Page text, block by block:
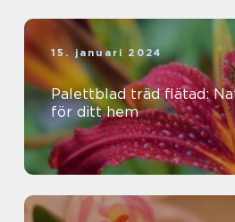
15. januari 2024
Palettblad träd flätad:
för ditt hem